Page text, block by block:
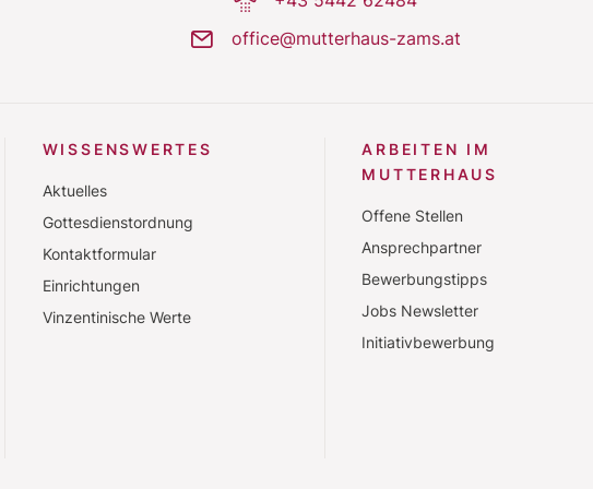
mail office@mutterhaus-zams.at
WISSENSWERTES
Aktuelles
Gottesdienstordnung
Kontaktformular
Einrichtungen
Vinzentinische Werte
ARBEITEN IM
MUTTERHAUS
Offene Stellen
Ansprechpartner
Bewerbungstipps
Jobs Newsletter
Initiativbewerbung
commodo consequat.